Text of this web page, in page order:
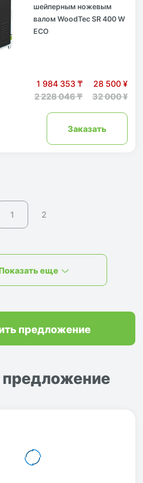
шейперным ножевым
валом WoodTec SR 400 W
ECO
1 984 353 ₸
2 228 046 ₸
28 500 ¥
32 000 ¥
Заказать
еще
1 2
предложение